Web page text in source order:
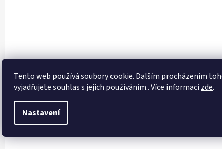
Tento web používá soubory cookie. Dalším procházením
vyjadřujete souhlas s jejich používáním.. Více informacízde.
Nastavení